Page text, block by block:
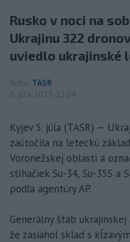
Rusko v noci na
Ukrajinu 322
uviedlo ukrajinské
Autor TASR
5. júla 2025 12:04
Kyjev 5. júla (TASR) —
zaútočila na leteckú
Voronežskej oblasti a
stíhačiek Su-34, Su-35S a
podľa agentúry AP.
Generálny štáb
že zasiahol sklad s